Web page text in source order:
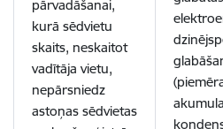
pārvadāšanai,
kurā sēdvietu
skaits, neskaitot
vadītāja vietu,
nepārsniedz
astoņas sēdvietas